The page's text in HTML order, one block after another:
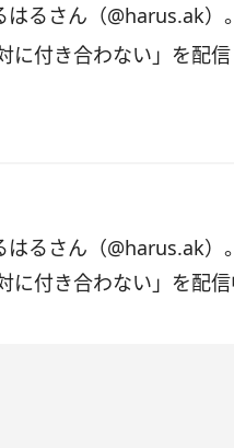
るさん（@harus.ak）
付き合わない」を配信
るさん（@harus.ak）
付き合わない」を配信